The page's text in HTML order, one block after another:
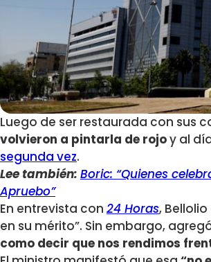
Luego de ser restaurada con sus
volvieron a pintarla de rojoy al
segunda vez.
Lee también: Boric: “Quienes
Apruebo”
En entrevista con 24 Horas,
en su mérito”. Sin embargo,
como decir que nos rendimos